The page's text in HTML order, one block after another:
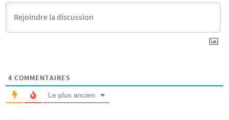
4 COMMENTAIRES
Le plus ancien